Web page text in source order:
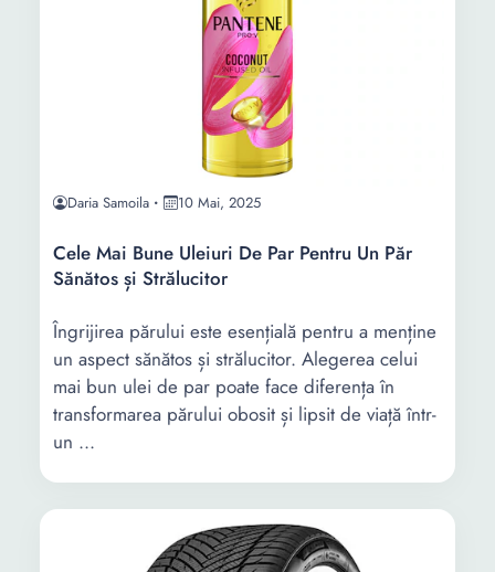
Daria Samoila 10 Mai, 2025
Cele Mai Bune Uleiuri De Par Pentru Un Păr
Sănătos și Strălucitor
Îngrijirea părului este esențială pentru a menține
un aspect sănătos și strălucitor. Alegerea celui
mai bun ulei de par poate face diferența în
transformarea părului obosit și lipsit de viață într-
un ...